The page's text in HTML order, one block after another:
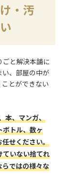
・汚
ごと解決本舗に
い、部屋の中が
とができない
本、マンガ、
ボトル、数ヶ
せください。
ていない捨てれ
ではの様々な